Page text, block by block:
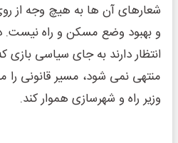
شعارهای آن ها به هیچ وجه از
و بهبود وضع مسکن و راه نیست.
انتظار دارند به جای سیاسی بازی
منتهی نمی شود، مسیر قانونی را
وزیر راه و شهرسازی هموار کند.